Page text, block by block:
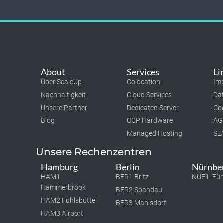
About
Über ScaleUp
Nachhaltigkeit
Unsere Partner
Blog
Services
Colocation
Cloud Services
Dedicated Server
OCP Hardware
Managed Hosting
Unsere Rechenzentren
Hamburg
HAM1
Hammerbrook
HAM2 Fuhlsbüttel
HAM3 Airport
Berlin
BER1 Britz
BER2 Spandau
BER3 Mahlsdorf
NUE1